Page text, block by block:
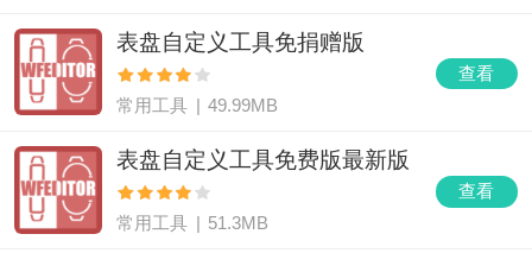
查看
表盘自定义工具免捐赠版
常用工具 | 49.99MB
查看
表盘自定义工具免费版最新版
常用工具 | 51.3MB